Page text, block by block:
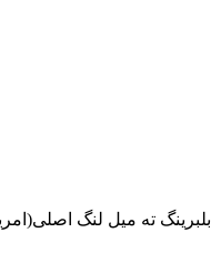
بلبرینگ ته میل لنگ